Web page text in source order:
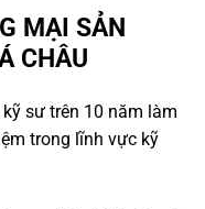
MẠI SẢN
CHÂU
sư trên 10 năm làm
trong lĩnh vực kỹ